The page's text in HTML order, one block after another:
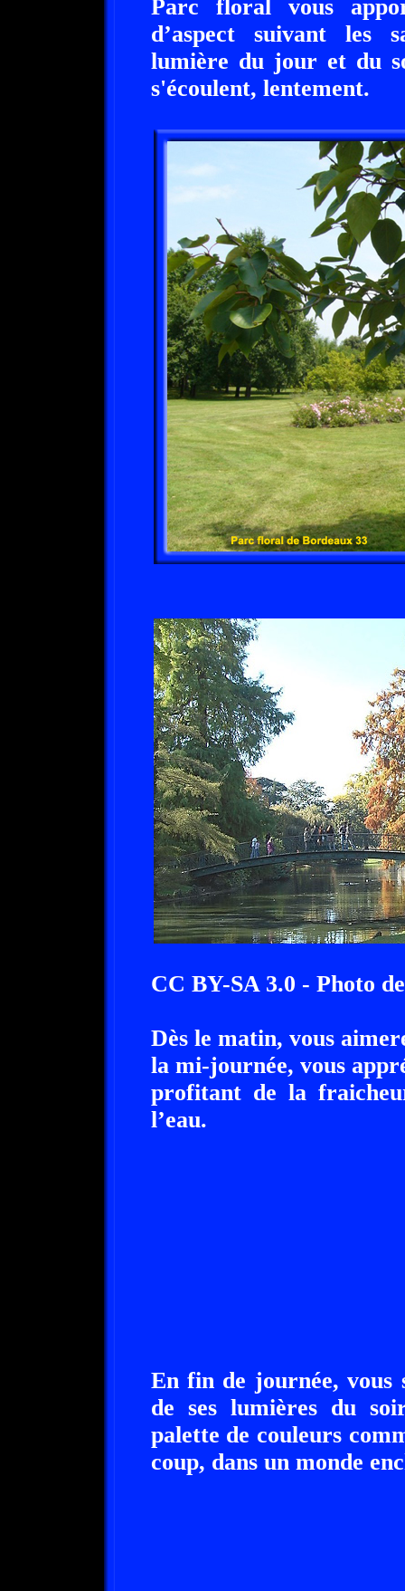
Parc floral vous
d’aspect suivant les
lumière du jour et du
s'écoulent, lentement.
CC BY-SA 3.0 - Photo
Dès le matin, vous
la mi-journée, vous
profitant de la
l’eau.
En fin de journée, vous
de ses lumières du
palette de couleurs
coup, dans un monde